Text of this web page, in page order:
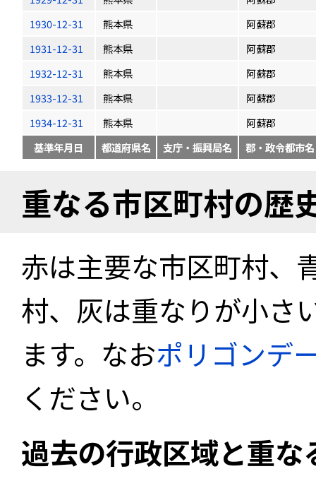
1930-12-31
熊本県
阿蘇郡
1931-12-31
熊本県
阿蘇郡
1932-12-31
熊本県
阿蘇郡
1933-12-31
熊本県
阿蘇郡
1934-12-31
熊本県
阿蘇郡
基準年月日
都道府県名 支庁・振興局名 郡・政令都市名
重なる市区町村の歴
赤は主要な市区町村、
村、灰は重なりが小さ
ます。なおポリゴンデ
ください。
過去の行政区域と重